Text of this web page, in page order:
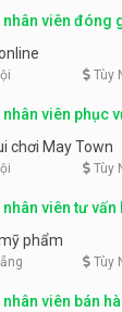
nhân viên
Tùy
nhân viên phục
chơi May Town
Tùy
nhân viên tư
phẩm
Tùy
nhân viên bán